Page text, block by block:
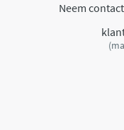
Neem